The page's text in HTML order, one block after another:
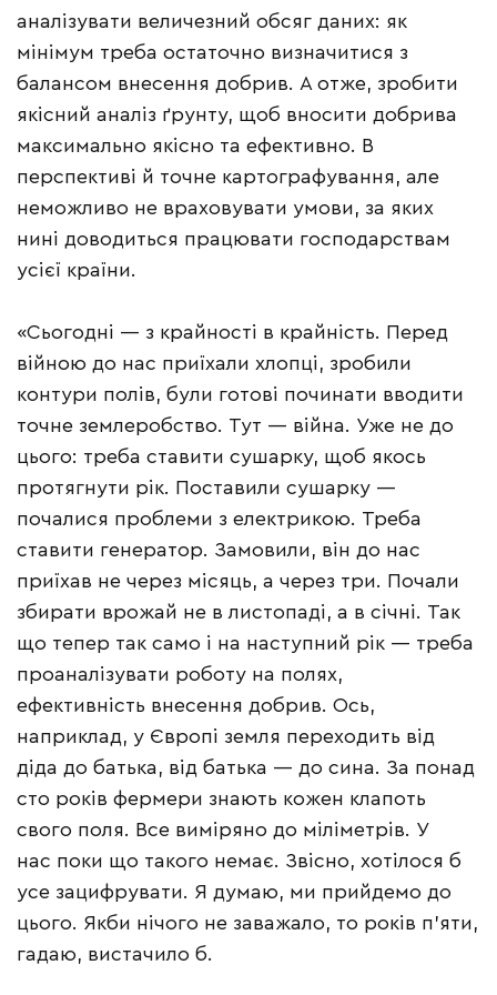
аналізувати величезний обсяг даних: як
мінімум треба остаточно визначитися з
балансом внесення добрив. А отже, зробити
якісний аналіз ґрунту, щоб вносити добрива
максимально якісно та ефективно. В
перспективі й точне картографування, але
неможливо не враховувати умови, за яких
нині доводиться працювати господарствам
усієї країни.
«Сьогодні — з крайності в крайність. Перед
війною до нас приїхали хлопці, зробили
контури полів, були готові починати вводити
точне землеробство. Тут — війна. Уже не до
цього: треба ставити сушарку, щоб якось
протягнути рік. Поставили сушарку —
почалися проблеми з електрикою. Треба
ставити генератор. Замовили, він до нас
приїхав не через місяць, а через три. Почали
збирати врожай не в листопаді, а в січні. Так
що тепер так само і на наступний рік — треба
проаналізувати роботу на полях,
ефективність внесення добрив. Ось,
наприклад, у Європі земля переходить від
діда до батька, від батька — до сина. За понад
сто років фермери знають кожен клапоть
свого поля. Все виміряно до міліметрів. У
нас поки що такого немає. Звісно, хотілося б
усе зацифрувати. Я думаю, ми прийдемо до
цього. Якби нічого не заважало, то років п’яти,
гадаю, вистачило б.